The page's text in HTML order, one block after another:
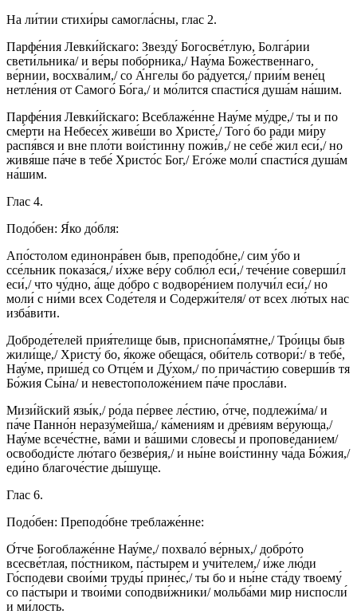
На ли́тии стихи́ры самогла́сны, глас 2.
Парфе́ния Левки́йскаго: Звезду́ Богосве́тлую, Болга́рии
свети́льника/ и ве́ры побо́рника,/ Нау́ма Боже́ственнаго,
ве́рнии, восхва́лим,/ со А́нгелы бо ра́дуется,/ прии́м вене́ц
нетле́ния от Самого́ Бо́га,/ и мо́лится спасти́ся душа́м на́шим.
Парфе́ния Левки́йскаго: Всеблаже́нне Нау́ме му́дре,/ ты и по
сме́рти на Небесе́х живе́ши во Христе́,/ Того́ бо ра́ди ми́ру
распя́вся и вне пло́ти вои́стинну пожи́в,/ не себе́ жил еси́,/ но
живя́ше па́че в тебе́ Христо́с Бог,/ Его́же моли́ спасти́ся душа́м
на́шим.
Глас 4.
Подо́бен: Я́ко до́бля:
Апо́столом единонра́вен быв, преподо́бне,/ сим у́бо и
ссе́льник показа́ся,/ и́хже ве́ру соблю́л еси́,/ тече́ние соверши́л
еси́,/ что чу́дно, а́ще до́бро с водворе́нием получи́л еси́,/ но
моли́ с ни́ми всех Соде́теля и Содержи́теля/ от всех лю́тых нас
изба́вити.
Доброде́телей прия́телище быв, приснопа́мятне,/ Тро́ицы быв
жили́ще,/ Христу́ бо, я́коже обеща́ся, оби́тель сотвори́:/ в тебе́,
Нау́ме, прише́д со Отце́м и Ду́хом,/ по прича́стию соверши́в тя
Бо́жия Сы́на/ и невестоположе́нием па́че просла́ви.
Мизи́йский язы́к,/ ро́да пе́рвее ле́стию, о́тче, подлежи́ма/ и
па́че Панно́н неразу́мейша,/ ка́мениям и дре́виям ве́рующа,/
Нау́ме всече́стне, ва́ми и ва́шими словесы́ и пропове́данием/
освободи́сте лю́таго безве́рия,/ и ны́не вои́стинну ча́да Бо́жия,/
еди́но благоче́стие ды́шуще.
Глас 6.
Подо́бен: Преподо́бне треблаже́нне:
О́тче Богоблаже́нне Нау́ме,/ похвало́ ве́рных,/ добро́то
всесве́тлая, по́стником, па́стырем и учи́телем,/ и́же лю́ди
Го́сподеви свои́ми труды́ прине́с,/ ты бо и ны́не ста́ду твоему́
со па́стыри и твои́ми соподви́жники/ мольба́ми мир ниспосли́
и ми́лость.